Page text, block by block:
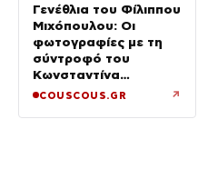
Γενέθλια του Φίλιππου
Μιχόπουλου: Οι
φωτογραφίες με τη
σύντροφό του
Κωνσταντίνα
Ευρυπίδου και το
COUSCOUS.GR ↗